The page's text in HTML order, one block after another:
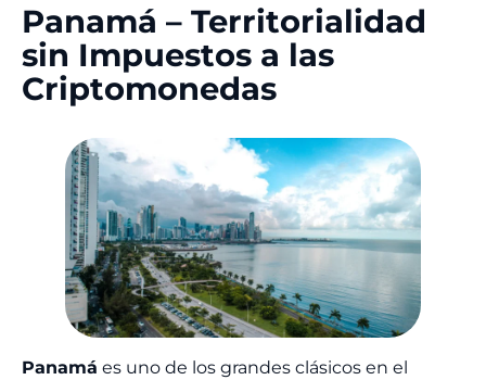
Panamá – Territorialidad
sin Impuestos a las
Criptomonedas
Panamá es uno de los grandes clásicos en el